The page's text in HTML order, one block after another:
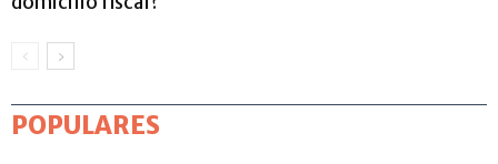
POPULARES